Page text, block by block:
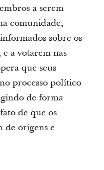
a serem
comunidade,
sobre os
a votarem nas
que seus
processo político
de forma
de que os
de origens e